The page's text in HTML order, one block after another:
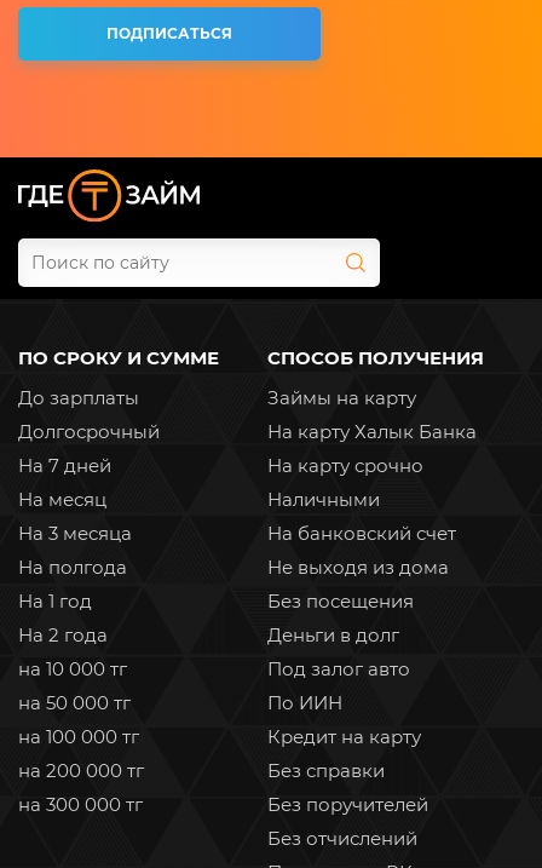
ПО СРОКУ И СУММЕ
До зарплаты
Долгосрочный
На 7 дней
На месяц
На 3 месяца
На полгода
На 1 год
На 2 года
на 10 000 тг
на 50 000 тг
на 100 000 тг
на 200 000 тг
на 300 000 тг
СПОСОБ ПОЛУЧЕНИЯ
Займы на карту
На карту Халык Банка
На карту срочно
Наличными
На банковский счет
Не выходя из дома
Без посещения
Деньги в долг
Под залог авто
По ИИН
Кредит на карту
Без справки
Без поручителей
Без отчислений